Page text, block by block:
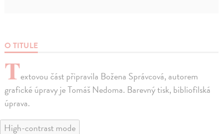
O TITULE
Textovou část připravila Božena Správcová, autorem
grafické úpravy je Tomáš Nedoma. Barevný tisk, bibliofilská
úprava.
High-contrast mode